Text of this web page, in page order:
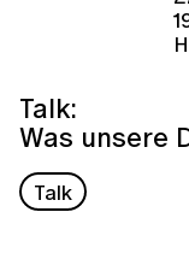
Talk:
Was unsere
Talk